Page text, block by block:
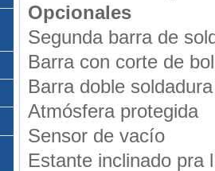
Opcionales
Segunda barra de
Barra con corte de
Barra doble soldadura
Atmósfera protegida
Sensor de vacío
Estante inclinado pra